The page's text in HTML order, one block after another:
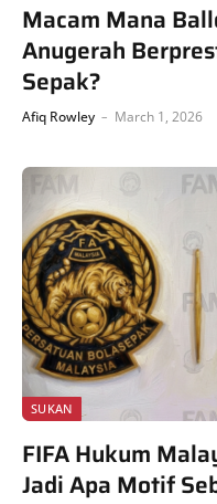
Macam Mana
Anugerah
Sepak?
Afiq Rowley March 1, 2026
SUKAN
FIFA Hukum
Jadi Apa Motif